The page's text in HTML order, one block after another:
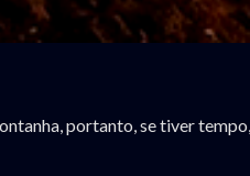
portanto, se tiver